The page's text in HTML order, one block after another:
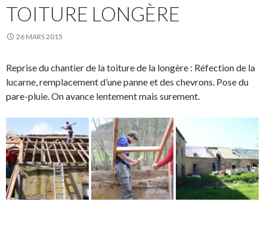
TOITURE LONGÈRE
26 MARS 2015
Reprise du chantier de la toiture de la longère : Réfection de la
lucarne, remplacement d’une panne et des chevrons. Pose du
pare-pluie. On avance lentement mais surement.